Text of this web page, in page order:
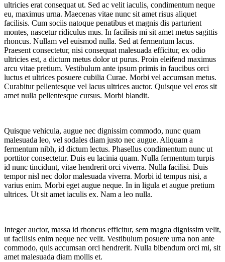
ultricies erat consequat ut. Sed ac velit iaculis, condimentum neque
eu, maximus urna. Maecenas vitae nunc sit amet risus aliquet
facilisis. Cum sociis natoque penatibus et magnis dis parturient
montes, nascetur ridiculus mus. In facilisis mi sit amet metus sagittis
rhoncus. Nullam vel euismod nulla. Sed at fermentum lacus.
Praesent consectetur, nisi consequat malesuada efficitur, ex odio
ultricies est, a dictum metus dolor ut purus. Proin eleifend maximus
arcu vitae pretium. Vestibulum ante ipsum primis in faucibus orci
luctus et ultrices posuere cubilia Curae. Morbi vel accumsan metus.
Curabitur pellentesque vel lacus ultrices auctor. Quisque vel eros sit
amet nulla pellentesque cursus. Morbi blandit.
Quisque vehicula, augue nec dignissim commodo, nunc quam
malesuada leo, vel sodales diam justo nec augue. Aliquam a
fermentum nibh, id dictum lectus. Phasellus condimentum nunc ut
porttitor consectetur. Duis eu lacinia quam. Nulla fermentum turpis
id nunc tincidunt, vitae hendrerit orci viverra. Nulla facilisi. Duis
tempor nisl nec dolor malesuada viverra. Morbi id tempus nisi, a
varius enim. Morbi eget augue neque. In in ligula et augue pretium
ultrices. Ut sit amet iaculis ex. Nam a leo nulla.
Integer auctor, massa id rhoncus efficitur, sem magna dignissim velit,
ut facilisis enim neque nec velit. Vestibulum posuere urna non ante
commodo, quis accumsan orci hendrerit. Nulla bibendum orci mi, sit
amet malesuada diam mollis et.